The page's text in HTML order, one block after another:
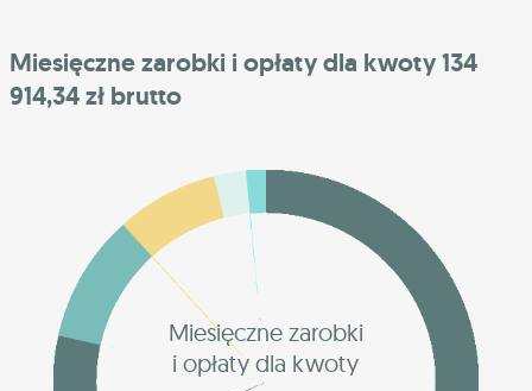
Miesięczne zarobki i opłaty dla kwoty 134
914,34 zł brutto
Miesięczne zarobki
i opłaty dla kwoty